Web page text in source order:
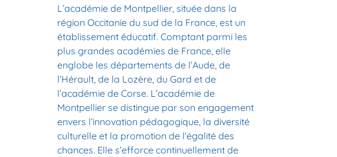
L’académie de Montpellier, située dans la
région Occitanie du sud de la France, est un
établissement éducatif. Comptant parmi les
plus grandes académies de France, elle
englobe les départements de l’Aude, de
l’Hérault, de la Lozère, du Gard et de
l’académie de Corse. L’académie de
Montpellier se distingue par son engagement
envers l’innovation pédagogique, la diversité
culturelle et la promotion de l’égalité des
chances. Elle s’efforce continuellement de